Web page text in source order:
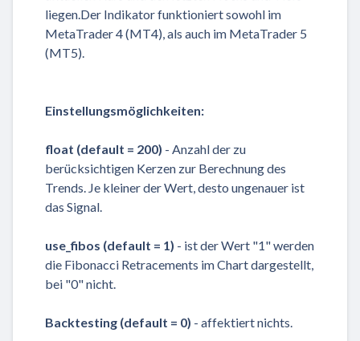
liegen.Der Indikator funktioniert sowohl im
MetaTrader 4 (MT4), als auch im MetaTrader 5
(MT5).
Einstellungsmöglichkeiten:
float (default = 200) - Anzahl der zu
berücksichtigen Kerzen zur Berechnung des
Trends. Je kleiner der Wert, desto ungenauer ist
das Signal.
use_fibos (default = 1) - ist der Wert "1" werden
die Fibonacci Retracements im Chart dargestellt,
bei "0" nicht.
Backtesting (default = 0) - affektiert nichts.